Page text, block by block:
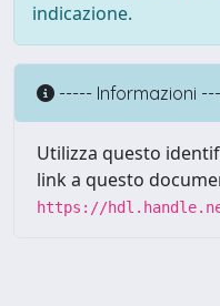
indicazione.
----- Informazioni
Utilizza questo
link a questo
https://